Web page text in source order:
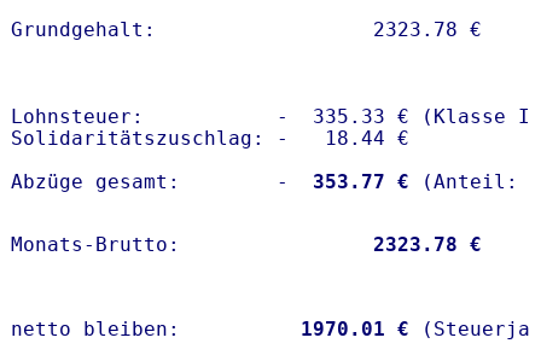
Lohnsteuer:           -  335.33 € (Klasse I)
Solidaritätszuschlag: -   18.44 €
Abzüge gesamt:        -
  353.77 €
Monats-Brutto: 2323.78 €
netto bleiben: 1970.01 €